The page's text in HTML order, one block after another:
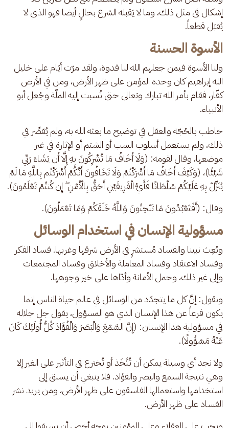
إشكال في مثل ذلك، وما لا يَقبله الشرع بحالٍ أيضا فهو الذي لا
يُقبَل قطعاً.
الأسوة الحسنة
ولنا الأسوة فيمن جعلهم الله لنا قدوة، ولقد مرّت أيّام على خليل
الله إبراهيم كان وحده المؤمن على ظهر الأرض، ومن في الأرض
كفّار، فقام بأمر الله تبارك وتعالى حتى نُسبت إليه الملّة وجُعل أبو
الأنبياء.
خاطب بالحُجّة والعقل في توضيح ما بعثه الله به، ولم يُقصِّر في
ذلك، ولم يستعمل أسلوب السب أو الشتم أو الإثارة في غير
موضعها، وقال لقومه: (وَلَا أَخَافُ مَا تُشْرِكُونَ بِهِ إِلَّا أَن يَشَاءَ رَبِّي
شَيْئًا)، (وَكَيْفَ أَخَافُ مَا أَشْرَكْتُمْ وَلَا تَخَافُونَ أَنَّكُمْ أَشْرَكْتُم بِاللَّهِ مَا لَمْ
يُنَزِّلْ بِهِ عَلَيْكُمْ سُلْطَانًا فَأَيُّ الْفَرِيقَيْنِ أَحَقُّ بِالْأَمْنِ ۖ إِن كُنتُمْ تَعْلَمُونَ).
وقال: (أَفَتَعْبُدُونَ مَا تَنْحِتُونَ وَاللَّهُ خَلَقَكُمْ وَمَا تَعْمَلُونَ).
مسؤولية الإنسان في استخدام الوسائل
وبُعِث نبينا والفساد مُستشرٍ في الأرض شرقها وغربها. فساد الفكر
وفساد الاعتقاد وفساد المعاملة والأخلاق وفساد المجتمعات
وإلى غير ذلك، وحمل الأمانة وأدّاها على خير وجوهها.
ونقول: إنَّ كل ما يتجدّد من الوسائل في عالم حياة الناس إنما
يكون فرعاً عن هذا الإنسان الذي هو المسؤول، يقول جل جلاله
في مسؤولية هذا الإنسان: (إِنَّ السَّمْعَ وَالْبَصَرَ وَالْفُؤَادَ كُلُّ أُولَئِكَ كَانَ
عَنْهُ مَسْؤُولًا).
ولا نجد أي وسيلة يمكن أن تُتَّخَذ أو تُخترع في التأثير على الغير إلا
وهي نتيجة السمع والبصر والفؤاد. فلا ينبغي أن يسبق إلى
استخدامها واستعمالها الفاسقون على ظهر الأرض، ومن يريد نشر
الفساد على ظهر الأرض.